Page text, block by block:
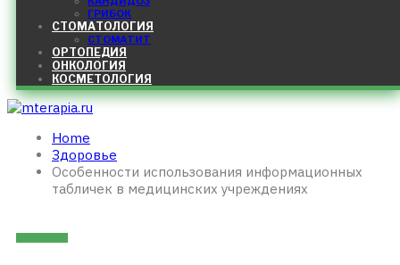
ГРИБОК
СТОМАТОЛОГИЯ
СТОМАТИТ
ОРТОПЕДИЯ
ОНКОЛОГИЯ
КОСМЕТОЛОГИЯ
Home
Здоровье
Особенности использования информационных
табличек в медицинских учреждениях